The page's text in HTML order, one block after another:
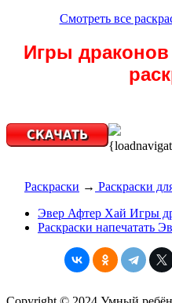
Смотреть все
Игры
Раскраски → Раскраски
Эвер Афтер Хай Игры
Раскраски напечатать